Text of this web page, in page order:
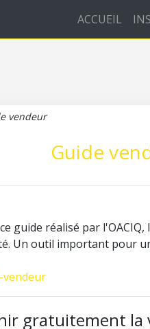
ACCUEIL
vendeur
Guide
guide réalisé par
Un outil important pour
vendeur
gratuitement